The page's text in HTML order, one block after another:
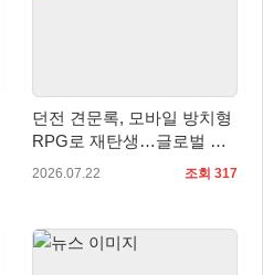
던전 견문록, 모바일 방치형
RPG로 재탄생…글로벌 사
전예약 개시
2026.07.22 조회 317